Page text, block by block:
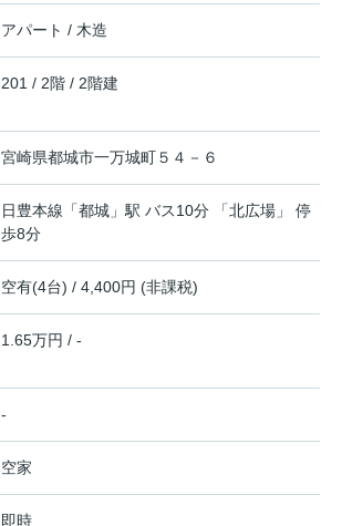
アパート / 木造
201 / 2階 / 2階建
宮崎県都城市一万城町５４－６
日豊本線 「都城 」駅 バス10分 「北広場」 停
歩8分
空有(4台) / 4,400円 (非課税)
1.65万円 / -
-
空家
即時